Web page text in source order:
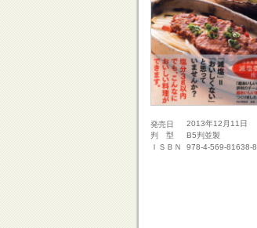
発売日
2013年12月11日
判 型
B5判並製
ＩＳＢＮ
978-4-569-81638-8